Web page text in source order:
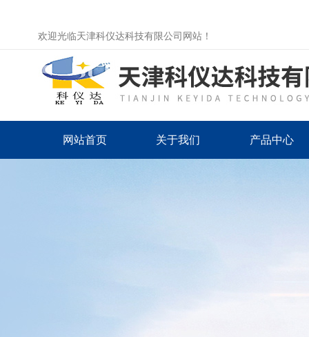
欢迎光临天津科仪达科技有限公司网站！
网站首页 关于我们 产品中心